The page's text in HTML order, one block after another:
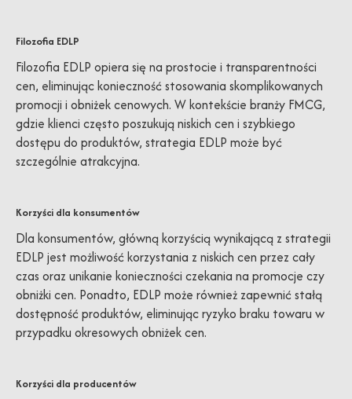
Filozofia EDLP
Filozofia EDLP opiera się na prostocie i transparentności
cen, eliminując konieczność stosowania skomplikowanych
promocji i obniżek cenowych. W kontekście branży FMCG,
gdzie klienci często poszukują niskich cen i szybkiego
dostępu do produktów, strategia EDLP może być
szczególnie atrakcyjna.
Korzyści dla konsumentów
Dla konsumentów, główną korzyścią wynikającą z strategii
EDLP jest możliwość korzystania z niskich cen przez cały
czas oraz unikanie konieczności czekania na promocje czy
obniżki cen. Ponadto, EDLP może również zapewnić stałą
dostępność produktów, eliminując ryzyko braku towaru w
przypadku okresowych obniżek cen.
Korzyści dla producentów